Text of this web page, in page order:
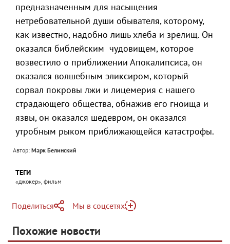
предназначенным для насыщения
нетребовательной души обывателя, которому,
как известно, надобно лишь хлеба и зрелищ. Он
оказался библейским чудовищем, которое
возвестило о приближении Апокалипсиса, он
оказался волшебным эликсиром, который
сорвал покровы лжи и лицемерия с нашего
страдающего общества, обнажив его гноища и
язвы, он оказался шедевром, он оказался
утробным рыком приближающейся катастрофы.
Автор: Марк Белинский
ТЕГИ
«джокер», фильм
Поделиться
Telegram
Мы в соцсетях
Похожие новости